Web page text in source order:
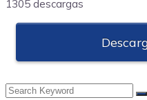
1305 descargas